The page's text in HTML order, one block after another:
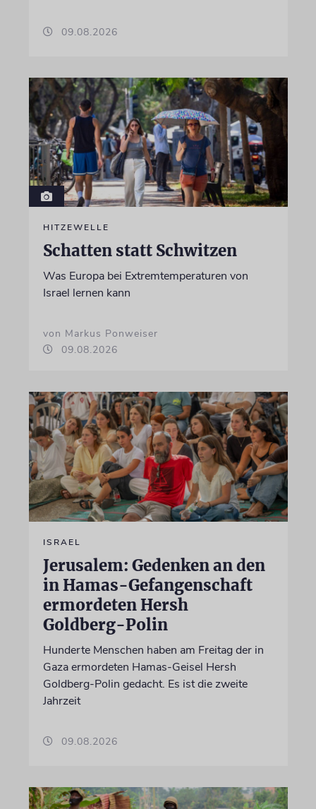
09.08.2026
HITZEWELLE
Schatten statt Schwitzen
Was Europa bei Extremtemperaturen von
Israel lernen kann
von Markus Ponweiser
09.08.2026
ISRAEL
Jerusalem: Gedenken an den
in Hamas-Gefangenschaft
ermordeten Hersh
Goldberg-Polin
Hunderte Menschen haben am Freitag der in
Gaza ermordeten Hamas-Geisel Hersh
Goldberg-Polin gedacht. Es ist die zweite
Jahrzeit
09.08.2026